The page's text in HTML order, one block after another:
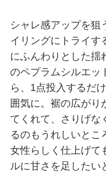
シャレ感アップを狙
イリングにトライす
にふんわりとした揺
のペプラムシルエッ
ら、1点投入するだ
囲気に。裾の広がり
てくれて、さりげな
るのもうれしいとこ
女性らしく仕上げて
ルに甘さを足したい